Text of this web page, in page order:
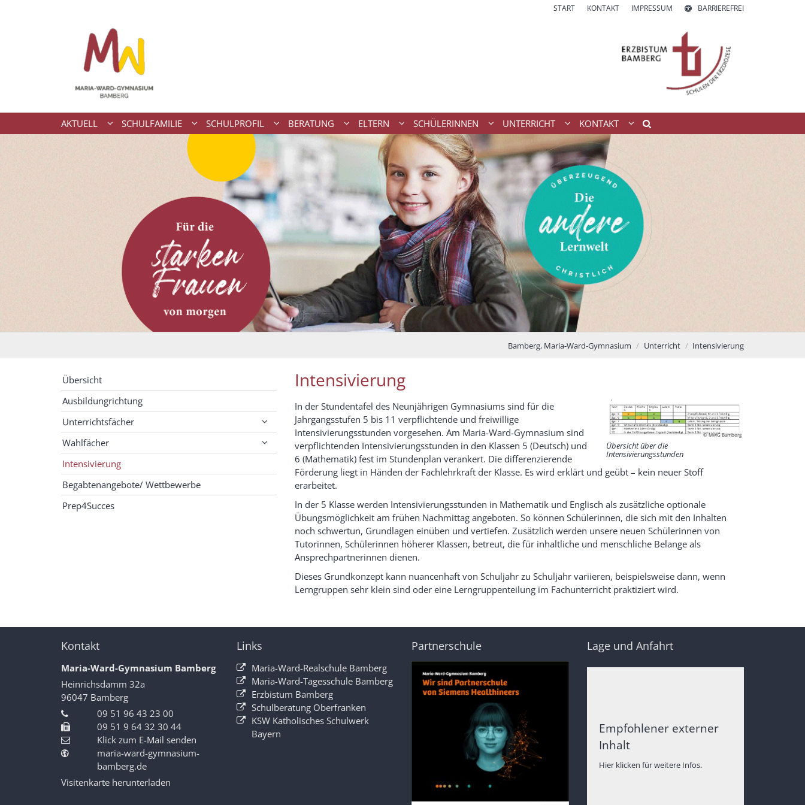
START KONTAKT IMPRESSUM BARRIEREFREI
AKTUELL SCHULFAMILIE SCHULPROFIL BERATUNG ELTERN SCHÜLERINNEN UNTERRICHT KONTAKT
Bamberg, Maria-Ward-Gymnasium Unterricht Intensivierung
Intensivierung
© MWG Bamberg
Übersicht über die
Intensivierungsstunden
In der Stundentafel des Neunjährigen Gymnasiums sind für die
Jahrgangsstufen 5 bis 11 verpflichtende und freiwillige
Intensivierungsstunden vorgesehen. Am Maria-Ward-Gymnasium sind
verpflichtenden Intensivierungsstunden in den Klassen 5 (Deutsch) und
6 (Mathematik) fest im Stundenplan verankert. Die differenzierende
Förderung liegt in Händen der Fachlehrkraft der Klasse. Es wird erklärt und geübt – kein neuer Stoff
erarbeitet.
In der 5 Klasse werden Intensivierungsstunden in Mathematik und Englisch als zusätzliche optionale
Übungsmöglichkeit am frühen Nachmittag angeboten. So können Schülerinnen, die sich mit den Inhalten
noch schwertun, Grundlagen einüben und vertiefen. Zusätzlich werden unsere neuen Schülerinnen von
Tutorinnen, Schülerinnen höherer Klassen, betreut, die für inhaltliche und menschliche Belange als
Ansprechpartnerinnen dienen.
Dieses Grundkonzept kann nuancenhaft von Schuljahr zu Schuljahr variieren, beispielsweise dann, wenn
Lerngruppen sehr klein sind oder eine Lerngruppenteilung im Fachunterricht praktiziert wird.
Übersicht
Ausbildungrichtung
Unterrichtsfächer
Wahlfächer
Intensivierung
Begabtenangebote/ Wettbewerbe
Prep4Succes
Kontakt
Maria-Ward-Gymnasium Bamberg
Heinrichsdamm 32a
96047 Bamberg
09 51 96 43 23 00
09 51 9 64 32 30 44
Klick zum E-Mail senden
maria-ward-gymnasium-
bamberg.de
Visitenkarte herunterladen
Links
Maria-Ward-Realschule Bamberg
Maria-Ward-Tagesschule Bamberg
Erzbistum Bamberg
Schulberatung Oberfranken
KSW Katholisches Schulwerk
Bayern
Partnerschule Lage und Anfahrt
Empfohlener externer
Inhalt
Hier klicken für weitere Infos.